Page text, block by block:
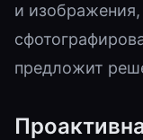
и
предложит